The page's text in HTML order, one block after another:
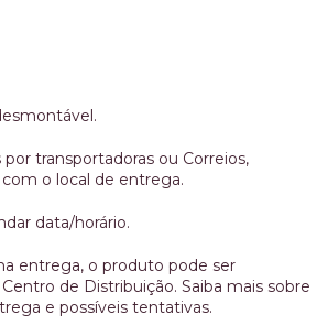
transportadoras ou Correios,
o local de entrega.
data/horário.
entrega, o produto pode ser
de Distribuição. Saiba mais sobre
e possíveis tentativas.